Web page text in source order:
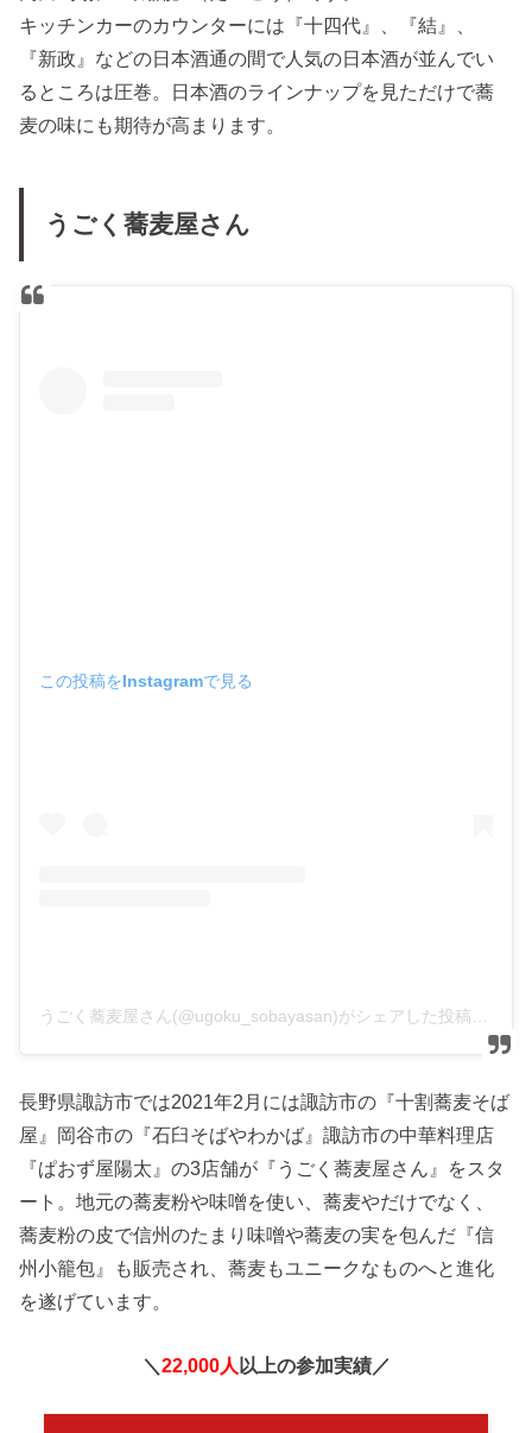
キッチンカーのカウンターには『十四代』、『結』、
『新政』などの日本酒通の間で人気の日本酒が並んでい
るところは圧巻。日本酒のラインナップを見ただけで蕎
麦の味にも期待が高まります。
うごく蕎麦屋さん
この投稿をInstagramで見る
長野県諏訪市では2021年2月には諏訪市の『十割蕎麦そば
屋』岡谷市の『石臼そばやわかば』諏訪市の中華料理店
『ぱおず屋陽太』の3店舗が『うごく蕎麦屋さん』をスタ
ート。地元の蕎麦粉や味噌を使い、蕎麦やだけでなく、
蕎麦粉の皮で信州のたまり味噌や蕎麦の実を包んだ『信
州小籠包』も販売され、蕎麦もユニークなものへと進化
を遂げています。
＼ 22,000人 以上の参加実績／